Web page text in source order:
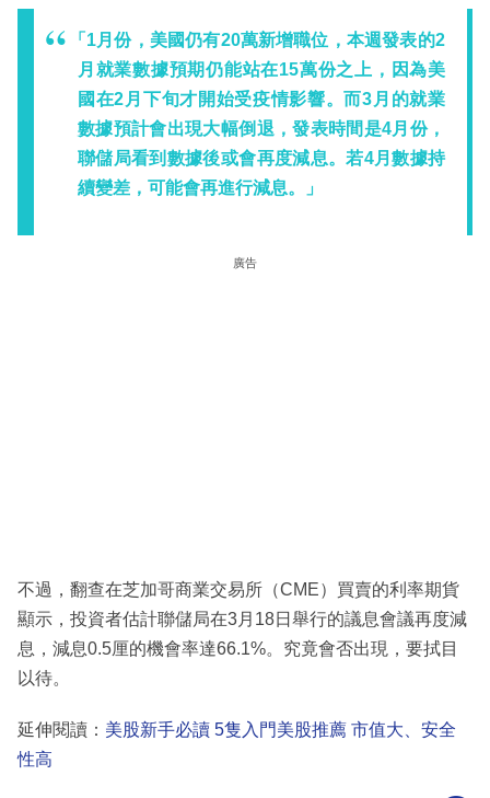
「1月份，美國仍有20萬新增職位，本週發表的2
月就業數據預期仍能站在15萬份之上，因為美
國在2月下旬才開始受疫情影響。而3月的就業
數據預計會出現大幅倒退，發表時間是4月份，
聯儲局看到數據後或會再度減息。若4月數據持
續變差，可能會再進行減息。」
廣告
不過，翻查在芝加哥商業交易所（CME）買賣的利率期貨
顯示，投資者估計聯儲局在3月18日舉行的議息會議再度減
息，減息0.5厘的機會率達66.1%。究竟會否出現，要拭目
以待。
延伸閱讀： 美股新手必讀 5隻入門美股推薦 市值大、安全
性高